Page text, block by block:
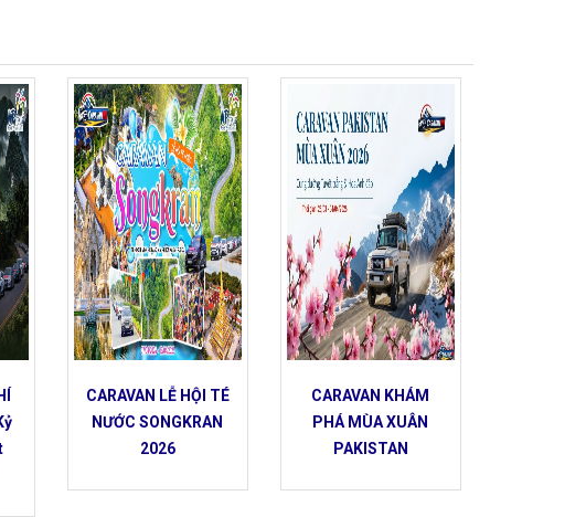
CARAVAN LỄ HỘI TÉ
NƯỚC SONGKRAN
2026
CARAVAN KHÁM
PHÁ MÙA XUÂN
PAKISTAN